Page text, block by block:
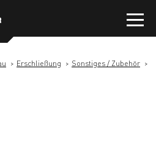
Erschließung
Sonstiges / Zubehör